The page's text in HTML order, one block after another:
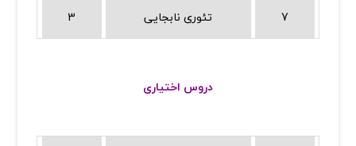
3 تئوری نابجایی 7
دروس اختیاری